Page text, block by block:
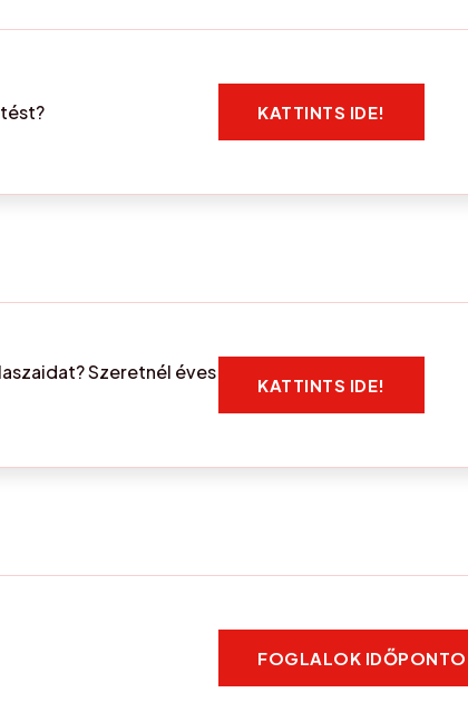
KATTINTS IDE!
Szeretnél éves
KATTINTS IDE!
FOGLALOK